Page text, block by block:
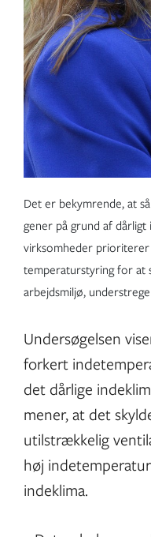
Det er bekymrende, at
gener på grund af
virksomheder
temperaturstyring for at
arbejdsmiljø,
Undersøgelsen
forkert
det dårlige
mener, at det
utilstrækkelig
høj
indeklima.